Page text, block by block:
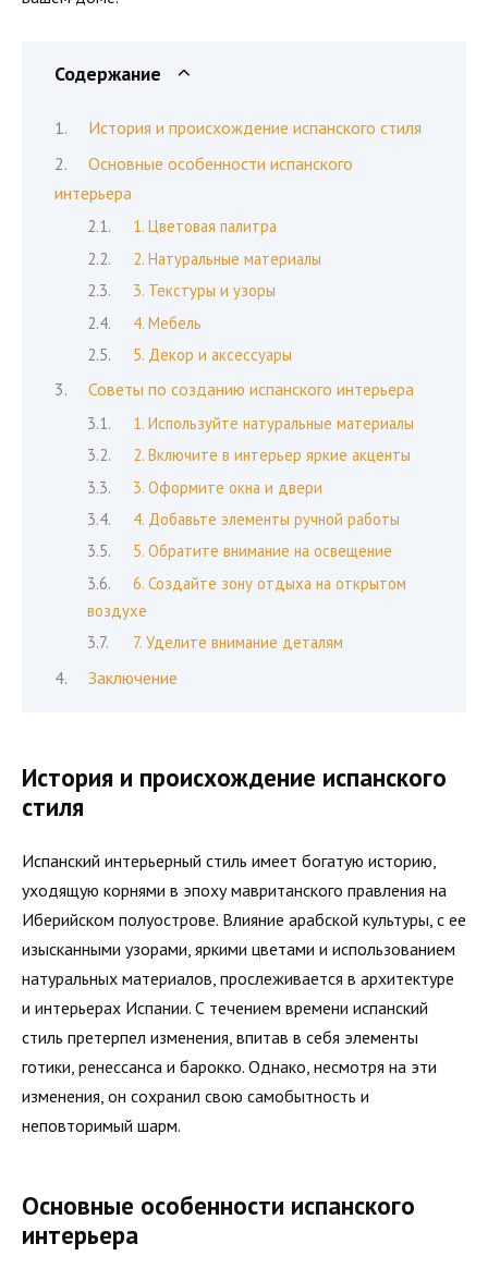
Содержание
История и происхождение испанского стиля
Основные особенности испанского
интерьера
1. Цветовая палитра
2. Натуральные материалы
3. Текстуры и узоры
4. Мебель
5. Декор и аксессуары
Советы по созданию испанского интерьера
1. Используйте натуральные материалы
2. Включите в интерьер яркие акценты
3. Оформите окна и двери
4. Добавьте элементы ручной работы
5. Обратите внимание на освещение
6. Создайте зону отдыха на открытом
воздухе
7. Уделите внимание деталям
Заключение
История и происхождение испанского
стиля
Испанский интерьерный стиль имеет богатую историю,
уходящую корнями в эпоху мавританского правления на
Иберийском полуострове. Влияние арабской культуры, с ее
изысканными узорами, яркими цветами и использованием
натуральных материалов, прослеживается в архитектуре
и интерьерах Испании. С течением времени испанский
стиль претерпел изменения, впитав в себя элементы
готики, ренессанса и барокко. Однако, несмотря на эти
изменения, он сохранил свою самобытность и
неповторимый шарм.
Основные особенности испанского
интерьера